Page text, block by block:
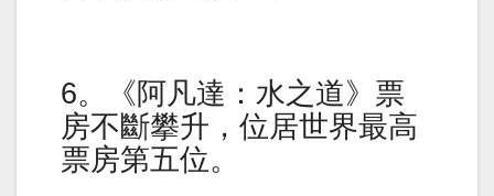
6。《阿凡達：水之道》票
房不斷攀升，位居世界最高
票房第五位。